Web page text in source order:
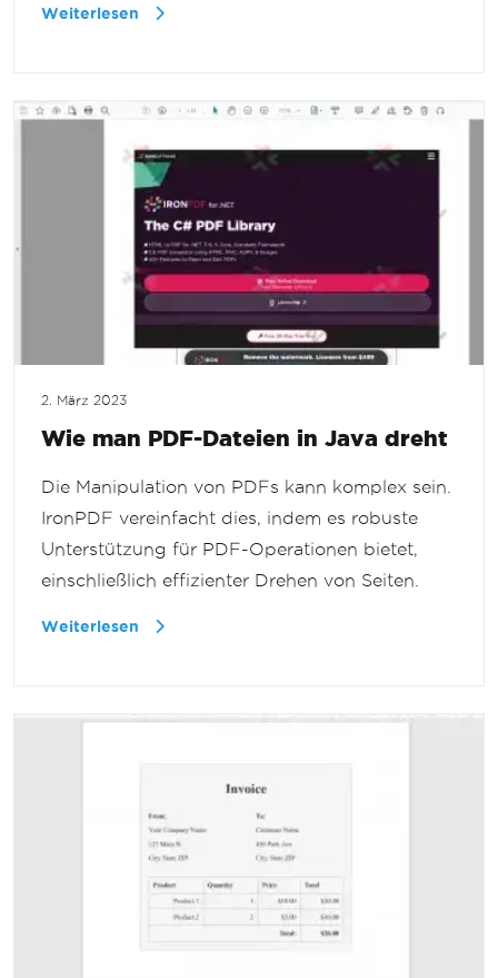
Weiterlesen
2. März 2023
Wie man PDF-Dateien in Java dreht
Die Manipulation von PDFs kann komplex sein.
IronPDF vereinfacht dies, indem es robuste
Unterstützung für PDF-Operationen bietet,
einschließlich effizienter Drehen von Seiten.
Weiterlesen